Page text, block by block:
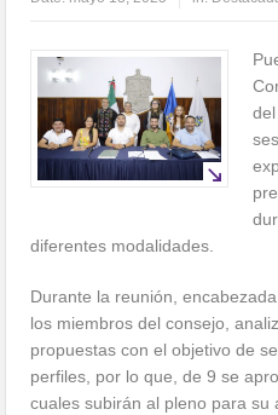
diferentes modalidades.
Durante la reunión,
los miembros del consejo,
propuestas con el objetivo de
perfiles, por lo que, de 9 se
cuales subirán al pleno para su